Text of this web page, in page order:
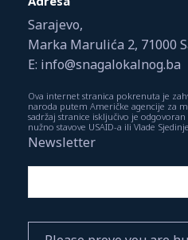
Sarajevo,
Marka Marulića 2, 71000
E: info@snagalokalnog.ba
Ova internet stranica pokrenuta je
naroda putem Američke agencije za
sadržaj stranice isključivo je
nužno stavove USAID-a ili Vlade
Newsletter